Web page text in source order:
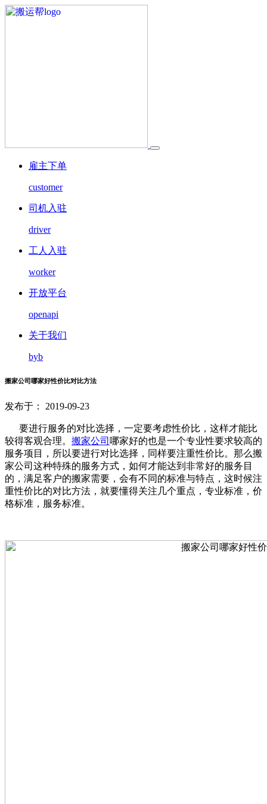
雇主下单
customer
司机入驻
driver
工人入驻
worker
开放平台
openapi
关于我们
byb
搬家公司哪家好性价比对比方法
发布于： 2019-09-23
要进行服务的对比选择，一定要考虑性价比，这样才能比
较得客观合理。 搬家公司 哪家好的也是一个专业性要求较高的
服务项目，所以要进行对比选择，同样要注重性价比。那么搬
家公司这种特殊的服务方式，如何才能达到非常好的服务目
的，满足客户的搬家需要，会有不同的标准与特点，这时候注
重性价比的对比方法，就要懂得关注几个重点，专业标准，价
格标准，服务标准。